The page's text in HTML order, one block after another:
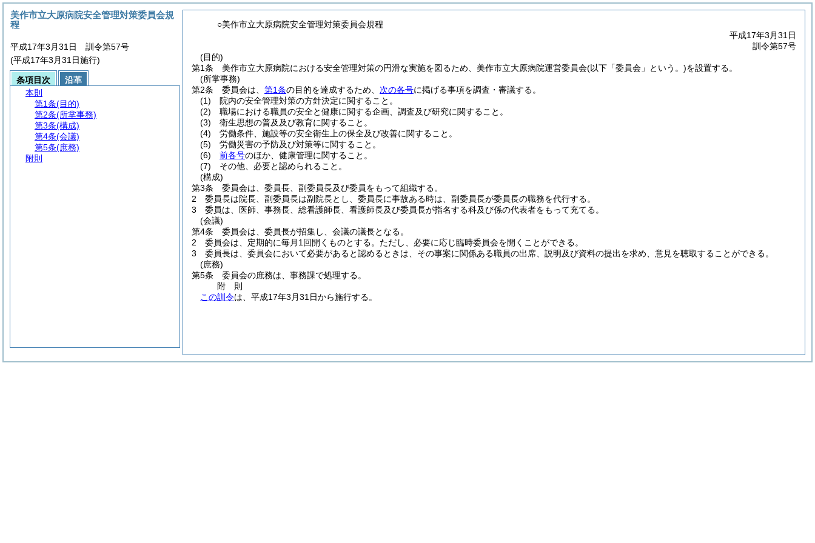
○美作市立大原病院安全管理対策委員会規程
平成17年3月31日
訓令第57号
(目的)
第1条
美作市立大原病院における安全管理対策の円滑な実施を図るため、美作市立大原病院運営委員会(以下「委員会」という。)を設置する。
(所掌事務)
第2条
委員会は、 第1条の目的を達成するため、 次の各号に掲げる事項を調査・審議する。
(1)
院内の安全管理対策の方針決定に関すること。
(2)
職場における職員の安全と健康に関する企画、調査及び研究に関すること。
(3)
衛生思想の普及及び教育に関すること。
(4)
労働条件、施設等の安全衛生上の保全及び改善に関すること。
(5)
労働災害の予防及び対策等に関すること。
(6)
前各号のほか、健康管理に関すること。
(7)
その他、必要と認められること。
(構成)
第3条
委員会は、委員長、副委員長及び委員をもって組織する。
2
委員長は院長、副委員長は副院長とし、委員長に事故ある時は、副委員長が委員長の職務を代行する。
3
委員は、医師、事務長、総看護師長、看護師長及び委員長が指名する科及び係の代表者をもって充てる。
(会議)
第4条
委員会は、委員長が招集し、会議の議長となる。
2
委員会は、定期的に毎月1回開くものとする。 ただし、必要に応じ臨時委員会を開くことができる。
3
委員長は、委員会において必要があると認めるときは、その事案に関係ある職員の出席、説明及び資料の提出を求め、意見を聴取することができる。
(庶務)
第5条
委員会の庶務は、事務課で処理する。
附 則
この訓令は、平成17年3月31日から施行する。
美作市立大原病院安全管理対策委員会規
程
平成17年3月31日 訓令第57号
(平成17年3月31日施行)
条項目次
沿革
本則
第1条(目的)
第2条(所掌事務)
第3条(構成)
第4条(会議)
第5条(庶務)
附則